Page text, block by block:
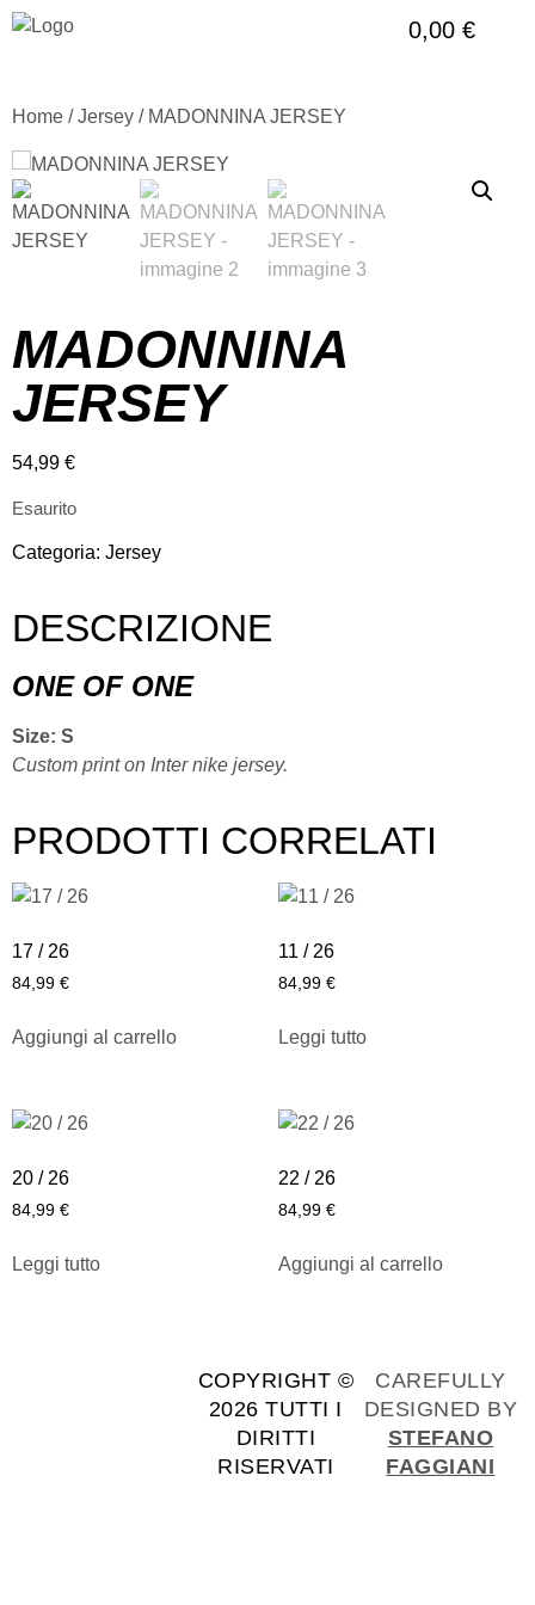
0,00 €
Home /Jersey / MADONNINA JERSEY
MADONNINA
JERSEY
54,99 €
Esaurito
Categoria: Jersey
DESCRIZIONE
ONE OF ONE
Size: S
Custom print on Inter nike jersey.
PRODOTTI CORRELATI
17 / 26
84,99 €
Aggiungi al carrello
11 / 26
84,99 €
Leggi tutto
20 / 26
84,99 €
Leggi tutto
22 / 26
84,99 €
Aggiungi al carrello
COPYRIGHT ©
2026 TUTTI I
DIRITTI
RISERVATI
CAREFULLY
DESIGNED BY
STEFANO
FAGGIANI